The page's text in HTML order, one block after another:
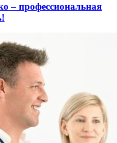
– профессиональная